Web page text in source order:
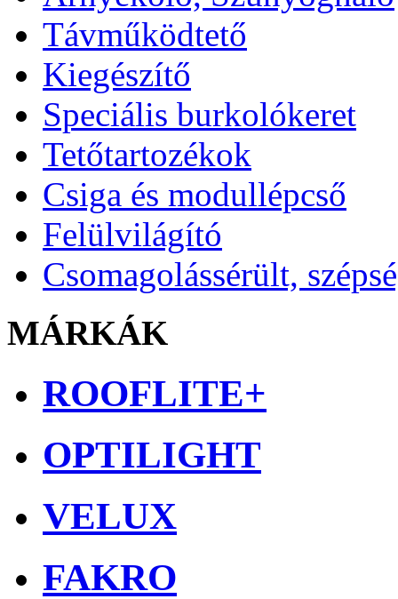
Távműködtető
Kiegészítő
Speciális burkolókeret
Tetőtartozékok
Csiga és modullépcső
Felülvilágító
Csomagolássérült,
MÁRKÁK
ROOFLITE+
OPTILIGHT
VELUX
FAKRO